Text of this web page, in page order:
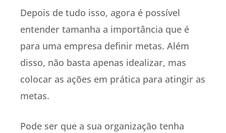
Depois de tudo isso, agora é possível
entender tamanha a importância que é
para uma empresa definir metas. Além
disso, não basta apenas idealizar, mas
colocar as ações em prática para atingir as
metas.
Pode ser que a sua organização tenha